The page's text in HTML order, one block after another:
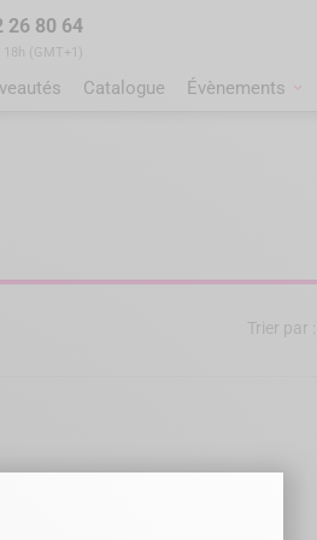
26 80 64
18h (GMT+1)
Catalogue Évènements
Trier par :